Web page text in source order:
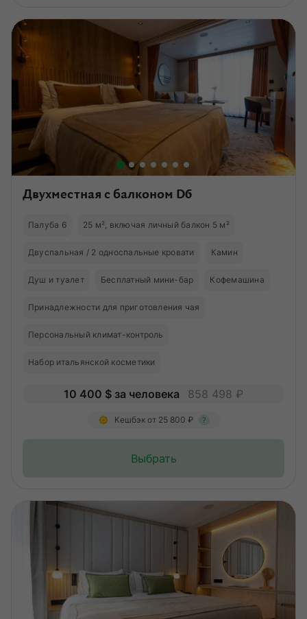
Двухместная с балконом D6
Палуба 6 25 м², включая личный балкон 5 м²
Двуспальная / 2 односпальные кровати Камин
Душ и туалет Бесплатный мини-бар Кофемашина
Принадлежности для приготовления чая
Персональный климат-контроль
Набор итальянской косметики
10 400 $ за человека 858 498 ₽
Кешбэк от 25 800 ₽ ?
Выбрать